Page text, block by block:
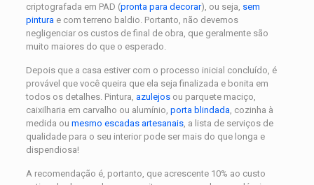
criptografada em PAD (pronta para decorar), ou seja, sem
pintura e com terreno baldio. Portanto, não devemos
negligenciar os custos de final de obra, que geralmente são
muito maiores do que o esperado.
Depois que a casa estiver com o processo inicial concluído, é
provável que você queira que ela seja finalizada e bonita em
todos os detalhes. Pintura, azulejosou parquete maciço,
caixilharia em carvalho ou alumínio, porta blindada , cozinha à
medida ou mesmo escadas artesanais, a lista de serviços de
qualidade para o seu interior pode ser mais do que longa e
dispendiosa!
A recomendação é, portanto, que acrescente 10% ao custo